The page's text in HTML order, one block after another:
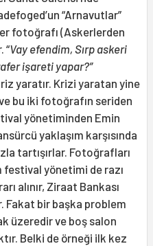
“Arnavutlar”
fotoğrafı (Askerlerden
“Vay efendim, Sırp askeri
işareti yapar?”
yaratır. Krizi yaratan yine
bu iki fotoğrafın seriden
yönetiminden Emin
yaklaşım karşısında
tartışırlar. Fotoğrafları
festival yönetimi de razı
alınır, Ziraat Bankası
Fakat bir başka problem
üzeredir ve boş salon
Belki de örneği ilk kez